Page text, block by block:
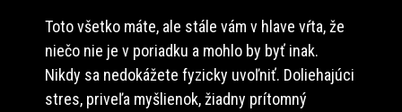
Toto všetko máte, ale stále vám v hlave vŕta, že
niečo nie je v poriadku a mohlo by byť inak.
Nikdy sa nedokážete fyzicky uvoľniť. Doliehajúci
stres, priveľa myšlienok, žiadny prítomný